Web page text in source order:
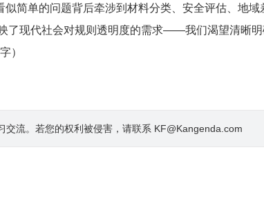
简单的问题背后牵涉到材料分类、安全评估、地域
了现代社会对规则透明度的需求——我们渴望清晰
）
流。若您的权利被侵害，请联系 KF@Kangenda.com